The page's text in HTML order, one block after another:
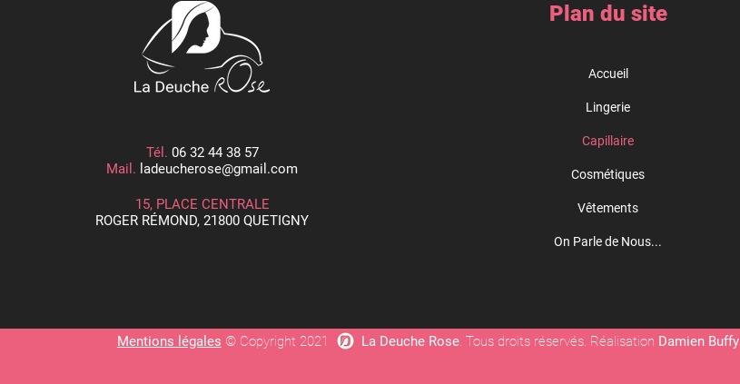
Tél. 06 32 44 38 57
Mail. ladeucherose@gmail.com
15, PLACE CENTRALE
ROGER RÉMOND, 21800 QUETIGNY
Plan du site
Accueil
Lingerie
Capillaire
Cosmétiques
Vêtements
On Parle de Nous...
Mentions légales © Copyright 2021 La Deuche Rose. Tous droits réservés. Réalisation Damien Buffy